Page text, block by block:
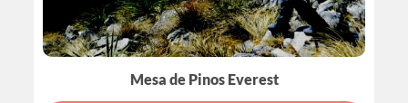
Mesa de Pinos Everest